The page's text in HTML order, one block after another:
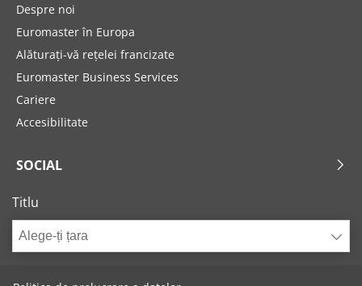
Despre noi
Euromaster în Europa
Alăturați-vă rețelei francizate
Euromaster Business Services
Cariere
Accesibilitate
SOCIAL
Titlu
Alege-ți țara